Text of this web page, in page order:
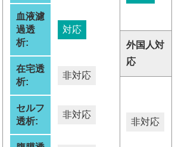
血液濾
過透
析:
対応
在宅透
析:
非対応
セルフ
透析:
非対応
外国人対
応
非対応